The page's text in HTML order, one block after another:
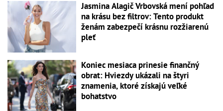
Jasmina Alagič Vrbovská mení pohľad
na krásu bez filtrov: Tento produkt
ženám zabezpečí krásnu rozžiarenú
pleť
Koniec mesiaca prinesie finančný
obrat: Hviezdy ukázali na štyri
znamenia, ktoré získajú veľké
bohatstvo